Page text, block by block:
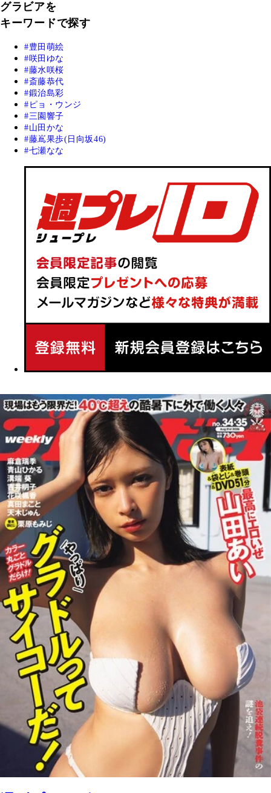
グラビアを
キーワードで探す
豊田萌絵
咲田ゆな
藤水咲桜
斎藤恭代
鍛治島彩
ピョ・ウンジ
三園響子
山田かな
藤嶌果歩(日向坂46)
七瀬なな